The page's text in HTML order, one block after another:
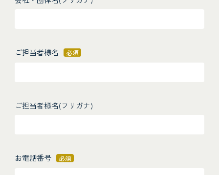
ご担当者様名 必須
ご担当者様名(フリガナ)
お電話番号 必須